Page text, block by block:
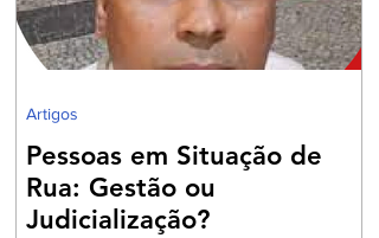
dos Advogados na preparação dos
profissionais da Advocacia para aperfe
Pessoas em Situação de
Rua: Gestão ou
Judicialização?
Artigos